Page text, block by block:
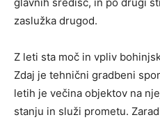
zaslužka drugod.
Z leti sta moč in vpliv
Zdaj je tehnični gradbeni
letih je večina objektov na
stanju in služi prometu.